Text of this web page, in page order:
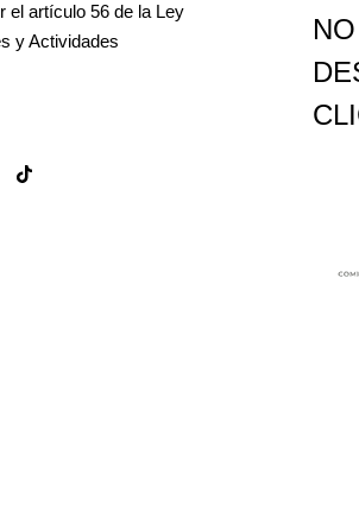
el artículo 56 de la Ley
y Actividades